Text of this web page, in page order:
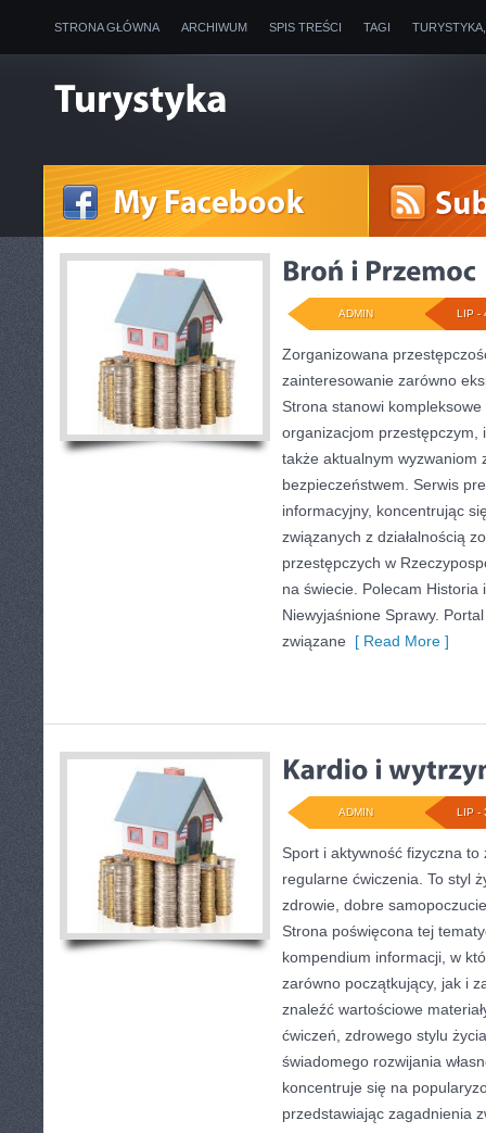
STRONA GŁÓWNA ARCHIWUM SPIS TREŚCI TAGI
LIP -
ADMIN
Zorganizowana
zainteresowanie zarówno
Strona stanowi
organizacjom przestępczym,
także aktualnym wyzwaniom
bezpieczeństwem. Serwis
informacyjny, koncentrując
związanych z działalnością
przestępczych w
na świecie. Polecam Historia
Niewyjaśnione Sprawy.
związane [ Read More ]
LIP -
ADMIN
Sport i aktywność fizyczna
regularne ćwiczenia. To styl
zdrowie, dobre
Strona poświęcona tej
kompendium informacji, w
zarówno początkujący, jak i
znaleźć wartościowe
ćwiczeń, zdrowego stylu
świadomego rozwijania
koncentruje się na
przedstawiając zagadnienia